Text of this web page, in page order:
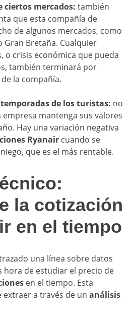
ciertos mercados: también
que esta compañía de
de algunos mercados, como
Gran Bretaña. Cualquier
o crisis económica que pueda
también terminará por
la compañía.
temporadas de los turistas: no
mantenga sus valores
Hay una variación negativa
Ryanair cuando se
que es el más rentable.
la cotización
en el tiempo
una línea sobre datos
hora de estudiar el precio de
en el tiempo. Esta
a través de un análisis